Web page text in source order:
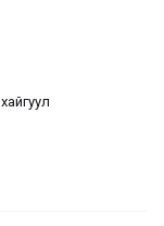
хайгуул